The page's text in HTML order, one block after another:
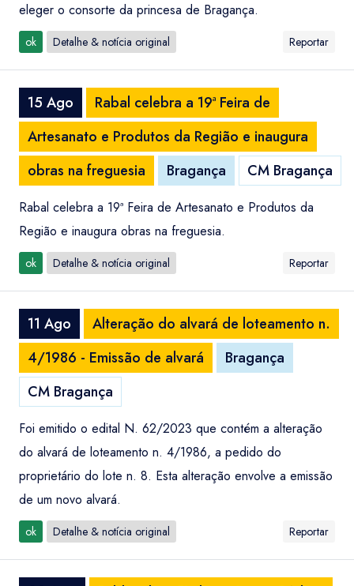
eleger o consorte da princesa de Bragança.
ok Detalhe & notícia original Reportar
15 Ago
Rabal celebra a 19ª Feira de
Artesanato e Produtos da Região e inaugura
obras na freguesia
Bragança CM Bragança
Rabal celebra a 19ª Feira de Artesanato e Produtos da
Região e inaugura obras na freguesia.
ok Detalhe & notícia original Reportar
11 Ago
Alteração do alvará de loteamento n.
4/1986 - Emissão de alvará
Bragança
CM Bragança
Foi emitido o edital N. 62/2023 que contém a alteração
do alvará de loteamento n. 4/1986, a pedido do
proprietário do lote n. 8. Esta alteração envolve a emissão
de um novo alvará.
ok Detalhe & notícia original Reportar